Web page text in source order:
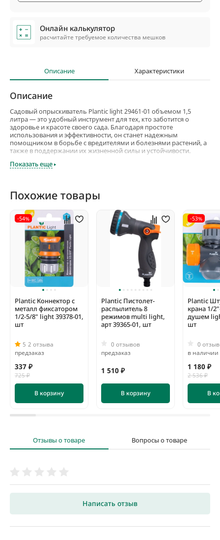
Онлайн калькулятор
расчитайте требуемое количества мешков
Описание Характеристики
Описание
Садовый опрыскиватель Plantic light 29461-01 объемом 1,5
литра — это удобный инструмент для тех, кто заботится о
здоровье и красоте своего сада. Благодаря простоте
использования и эффективности, он станет надежным
помощником в борьбе с вредителями и болезнями растений, а
также в поддержании их жизненной силы и устойчивости.
штоком, что обеспечивает долговечность и надежность в
Плавная регулировка потока воды позволяет выбрать
оптимальный режим для различных задач: от сильной струи
листьев. Это делает его идеальным инструментом для
обработки и удобрения как крупных, так и хрупких растений.
Показать еще
Похожие товары
-54%
Plantic Коннектор c
металл фиксатором
1/2-5/8" light 39378-01,
шт
5 2 отзыва
предзаказ
337 ₽
725 ₽
В корзину
Plantic Пистолет-
распылитель 8
режимов multi light,
арт 39365-01, шт
0 отзывов
предзаказ
1 510 ₽
В корзину
-53%
Plantic
крана 1/
душем
шт
0
в наличии
1 180 ₽
2 536 ₽
В
Отзывы о товаре Вопросы о товаре
Написать отзыв